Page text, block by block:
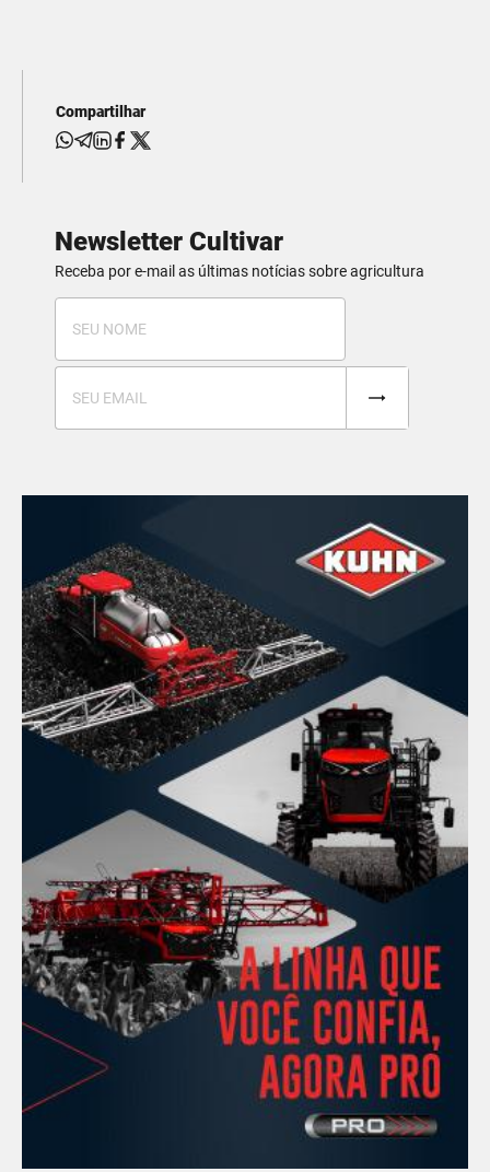
Compartilhar
Newsletter Cultivar
Receba por e-mail as últimas notícias sobre agricultura